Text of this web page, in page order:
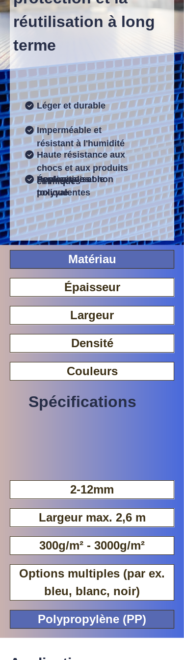
Obtenir un devis
Feuilles ondulées en
plastique pour l'emballage,
l'impression et la protection
réutilisation à long
terme
Léger et durable
Haute résistance aux
chocs et aux produits
chimiques
Imperméable et
résistant à l'humidité
Écologique et non
toxique
Personnalisable
Applications
polyvalentes
Spécifications
Matériau
Polypropylène (PP)
Largeur
Épaisseur
Couleurs
Densité
2-12mm
Largeur max. 2,6 m
300g/m² - 3000g/m²
Options multiples (par ex.
bleu, blanc, noir)